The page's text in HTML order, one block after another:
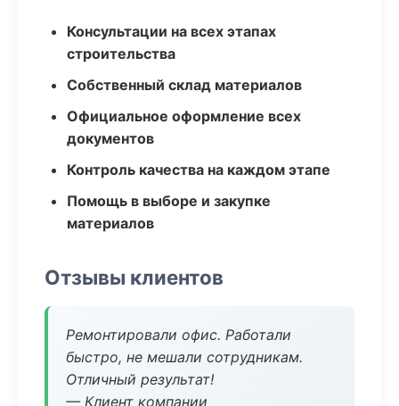
Консультации на всех этапах
строительства
Собственный склад материалов
Официальное оформление всех
документов
Контроль качества на каждом этапе
Помощь в выборе и закупке
материалов
Отзывы клиентов
Ремонтировали офис. Работали
быстро, не мешали сотрудникам.
Отличный результат!
— Клиент компании